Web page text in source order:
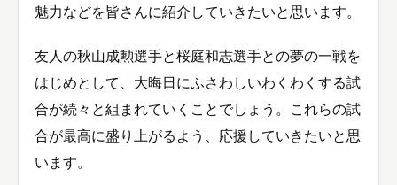
魅力などを皆さんに紹介していきたいと思います。
友人の秋山成勲選手と桜庭和志選手との夢の一戦を
はじめとして、大晦日にふさわしいわくわくする試
合が続々と組まれていくことでしょう。これらの試
合が最高に盛り上がるよう、応援していきたいと思
います。